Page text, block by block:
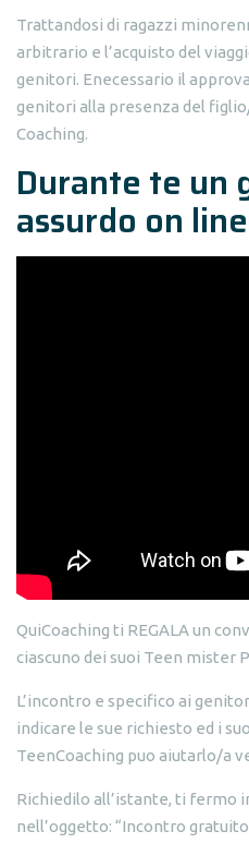
Trattandosi di ragazzi
arbitrario e l’acquisto del
genitori. Enecessario il
genitori alla presenza del
Coaching.
Durante te un
assurdo on line
QuiCoaching ti REGALA un
ciascuno dei suoi Teen mister
L’incontro e specifico ai
indicare le sue richiesto ed i
TeenCoaching puo aiutarlo/a
Richiedilo all’istante, ti fermo
nell’oggetto: “Incontro